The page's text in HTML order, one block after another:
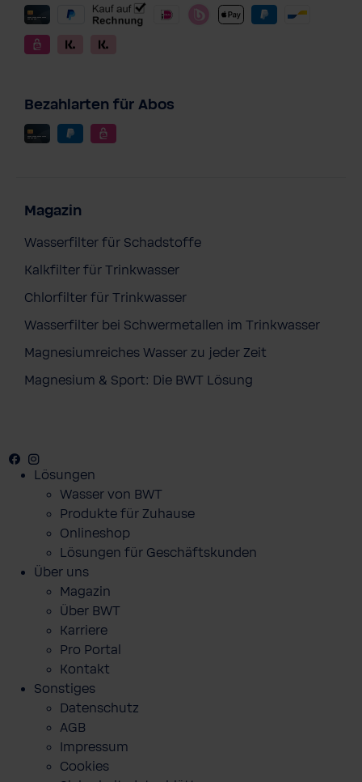
Bezahlarten für Abos
Magazin
Wasserfilter für Schadstoffe
Kalkfilter für Trinkwasser
Chlorfilter für Trinkwasser
Wasserfilter bei Schwermetallen im Trinkwasser
Magnesiumreiches Wasser zu jeder Zeit
Magnesium & Sport: Die BWT Lösung
Facebook
Youtube
Lösungen
Wasser von BWT
Produkte für Zuhause
Onlineshop
Lösungen für Geschäftskunden
Über uns
Magazin
Über BWT
Karriere
Pro Portal
Kontakt
Sonstiges
Datenschutz
AGB
Impressum
Cookies